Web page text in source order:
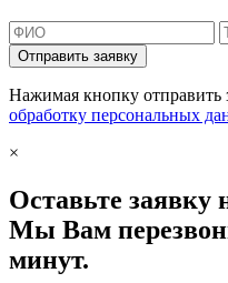
Отправить заявку
Нажимая кнопку отправить
обработку персональных
×
Оставьте заявку
Мы Вам
минут.